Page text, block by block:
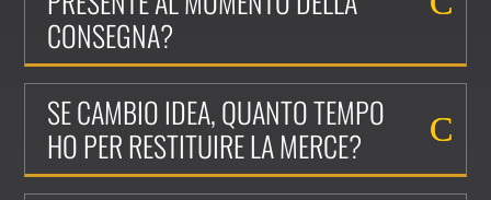
CONSEGNA?
SE CAMBIO IDEA, QUANTO TEMPO
HO PER RESTITUIRE LA MERCE?